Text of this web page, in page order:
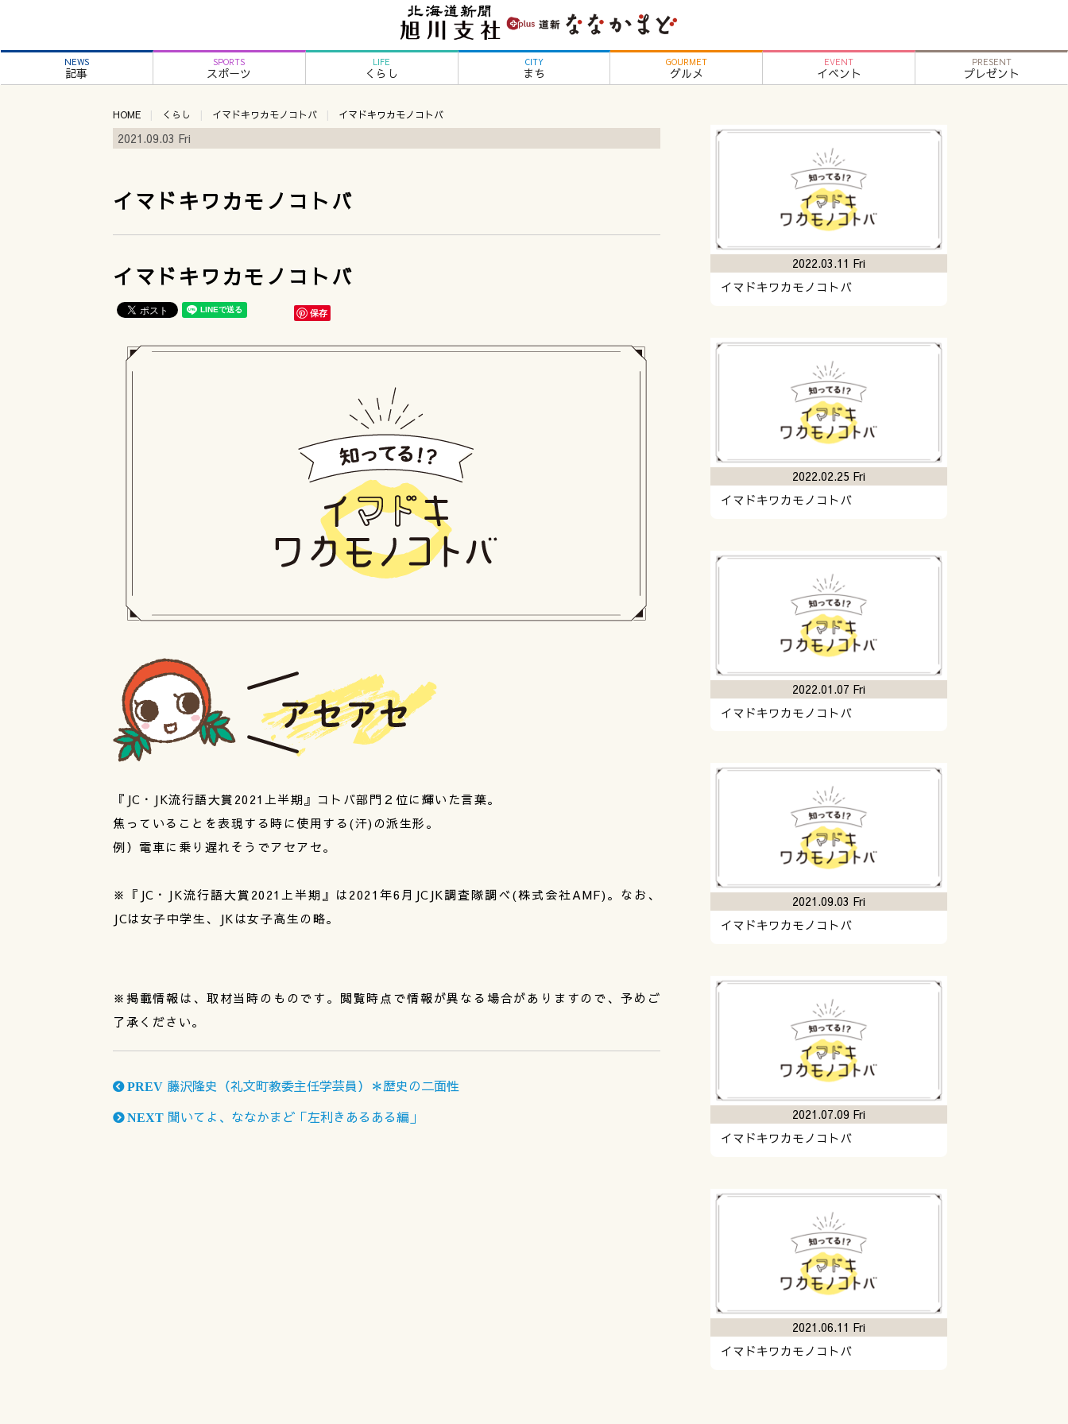
NEWS
記事
SPORTS
スポーツ
LIFE
くらし
CITY
まち
GOURMET
グルメ
EVENT
イベント
PRESENT
プレゼント
HOME くらし イマドキワカモノコトバ イマドキワカモノコトバ
2021.09.03 Fri
イマドキワカモノコトバ
イマドキワカモノコトバ
保存
『JC・JK流行語大賞2021上半期』コトバ部門２位に輝いた言葉。
焦っていることを表現する時に使用する(汗)の派生形。
例）電車に乗り遅れそうでアセアセ。
※『JC・JK流行語大賞2021上半期』は2021年6月JCJK調査隊調べ(株式会社AMF)。なお、
JCは女子中学生、JKは女子高生の略。
※掲載情報は、取材当時のものです。閲覧時点で情報が異なる場合がありますので、予めご
了承ください。
PREV 藤沢隆史（礼文町教委主任学芸員）＊歴史の二面性
NEXT 聞いてよ、ななかまど「左利きあるある編」
イマドキワカモノコトバ
2022.03.11 Fri
イマドキワカモノコトバ
2022.02.25 Fri
イマドキワカモノコトバ
2022.01.07 Fri
イマドキワカモノコトバ
2021.09.03 Fri
イマドキワカモノコトバ
2021.07.09 Fri
イマドキワカモノコトバ
2021.06.11 Fri